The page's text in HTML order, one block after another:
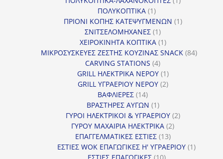
ΠΟΛΥΚΟΠΤΙΚΑ 11
προϊόν
ΠΡΙΟΝΙ ΚΟΠΗΣ ΚΑΤΕΨΥΓΜΕΝΩΝ 11
ΣΝΙΤΣΕΛΟΜΗΧΑΝΕΣ 11
προϊόν
ΧΕΙΡΟΚΙΝΗΤΑ ΚΟΠΤΙΚΑ 11
προϊόν
ΜΙΚΡΟΣΥΣΚΕΥΕΣ ΖΕΣΤΗΣ ΚΟΥΖΙΝΑΣ SNACK 8484
CARVING STATIONS 44
προϊόντα
GRILL ΗΛΕΚΤΡΙΚΑ ΝΕΡΟΥ 11
προϊόν
GRILL ΥΓΡΑΕΡΙΟΥ ΝΕΡΟΥ 22
ΒΑΦΛΙΕΡΕΣ 1414
προϊόντα
ΒΡΑΣΤΗΡΕΣ ΑΥΓΩΝ 11
προϊόν
ΓΥΡΟΙ ΗΛΕΚΤΡΙΚΟΙ & ΥΓΡΑΕΡΙΟΥ 22
ΓΥΡΟΥ ΜΑΧΑΙΡΙΑ ΗΛΕΚΤΡΙΚΑ 22
ΕΠΑΓΓΕΛΜΑΤΙΚΕΣ ΕΣΤΙΕΣ 1313
προϊόντα
ΕΣΤΙΕΣ WOK ΕΠΑΓΩΓΙΚΕΣ Η' ΥΓΡΑΕΡΙΟΥ 11
ΕΣΤΙΕΣ ΕΠΑΓΩΓΙΚΕΣ 1010